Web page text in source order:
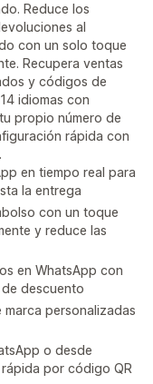
Reduce los
al
con un solo toque
Recupera ventas
y códigos de
idiomas con
propio número de
rápida con
en tiempo real para
la entrega
con un toque
y reduce las
en WhatsApp con
descuento
marca personalizadas
o desde
por código QR